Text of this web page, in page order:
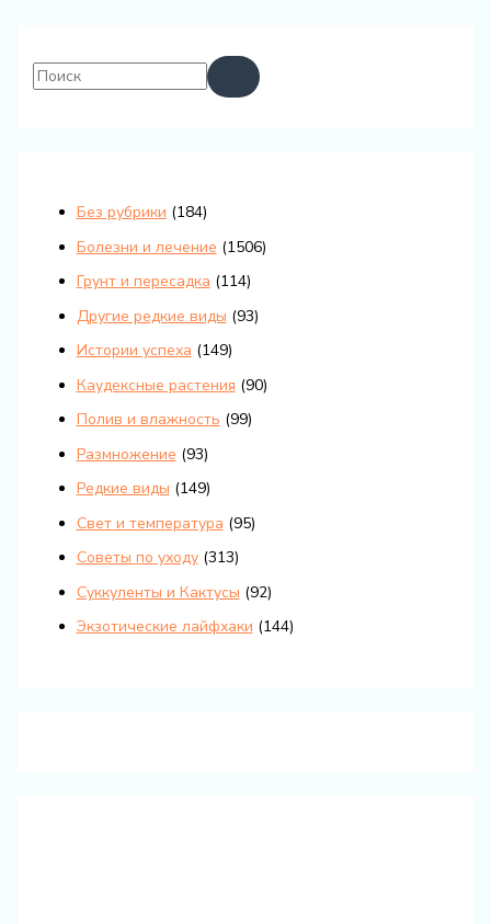
Без рубрики (184)
Болезни и лечение (1506)
Грунт и пересадка (114)
Другие редкие виды (93)
Истории успеха (149)
Каудексные растения (90)
Полив и влажность (99)
Размножение (93)
Редкие виды (149)
Свет и температура (95)
Советы по уходу(313)
Суккуленты и Кактусы (92)
Экзотические лайфхаки (144)